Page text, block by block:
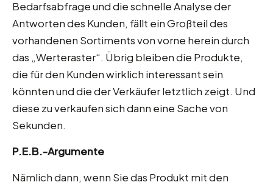
Bedarfsabfrage und die schnelle Analyse der
Antworten des Kunden, fällt ein Großteil des
vorhandenen Sortiments von vorne herein durch
das „Werteraster“. Übrig bleiben die Produkte,
die für den Kunden wirklich interessant sein
könnten und die der Verkäufer letztlich zeigt. Und
diese zu verkaufen sich dann eine Sache von
Sekunden.
P.E.B.-Argumente
Nämlich dann, wenn Sie das Produkt mit den